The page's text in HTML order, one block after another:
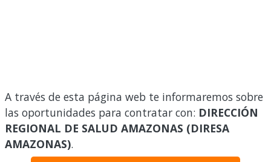
A través de esta página web te informaremos sobre
las oportunidades para contratar con: DIRECCIÓN
REGIONAL DE SALUD AMAZONAS (DIRESA
AMAZONAS).